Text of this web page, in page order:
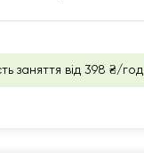
заняття від 398 ₴/год